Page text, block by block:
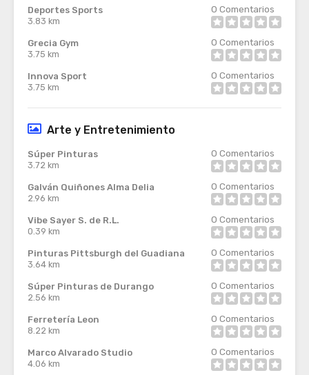
Deportes Sports
3.83 km
0 Comentarios
Grecia Gym
3.75 km
0 Comentarios
Innova Sport
3.75 km
0 Comentarios
Arte y Entretenimiento
Súper Pinturas
3.72 km
0 Comentarios
Galván Quiñones Alma Delia
2.96 km
0 Comentarios
Vibe Sayer S. de R.L.
0.39 km
0 Comentarios
Pinturas Pittsburgh del Guadiana
3.64 km
0 Comentarios
Súper Pinturas de Durango
2.56 km
0 Comentarios
Ferretería Leon
8.22 km
0 Comentarios
Marco Alvarado Studio
4.06 km
0 Comentarios